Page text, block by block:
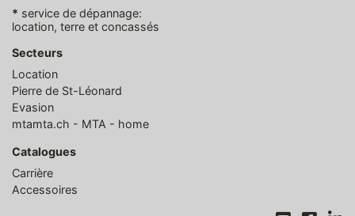
* service de dépannage:
location, terre et concassés
Secteurs
Location
Pierre de St-Léonard
Evasion
mtamta.ch - MTA - home
Catalogues
Carrière
Accessoires